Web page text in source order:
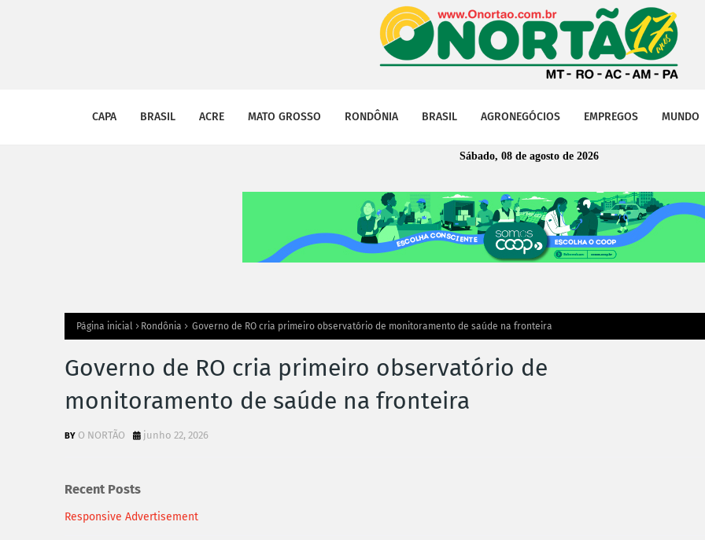
CAPA BRASIL ACRE MATO GROSSO RONDÔNIA BRASIL AGRONEGÓCIOS EMPREGOS MUNDO
Sábado, 08 de agosto de 2026
Página inicial Rondônia Governo de RO cria primeiro observatório de monitoramento de saúde na fronteira
Governo de RO cria primeiro observatório de
monitoramento de saúde na fronteira
O NORTÃO junho 22, 2026
Recent Posts
Responsive Advertisement